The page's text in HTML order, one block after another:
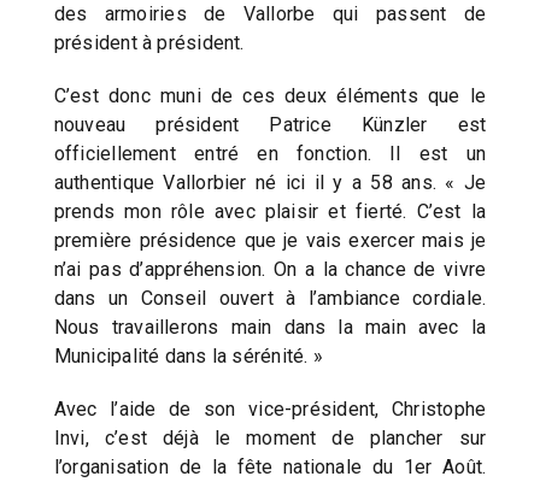
des armoiries de Vallorbe qui passent de
président à président.
C’est donc muni de ces deux éléments que le
nouveau président Patrice Künzler est
officiellement entré en fonction. Il est un
authentique Vallorbier né ici il y a 58 ans. « Je
prends mon rôle avec plaisir et fierté. C’est la
première présidence que je vais exercer mais je
n’ai pas d’appréhension. On a la chance de vivre
dans un Conseil ouvert à l’ambiance cordiale.
Nous travaillerons main dans la main avec la
Municipalité dans la sérénité. »
Avec l’aide de son vice-président, Christophe
Invi, c’est déjà le moment de plancher sur
l’organisation de la fête nationale du 1er Août.